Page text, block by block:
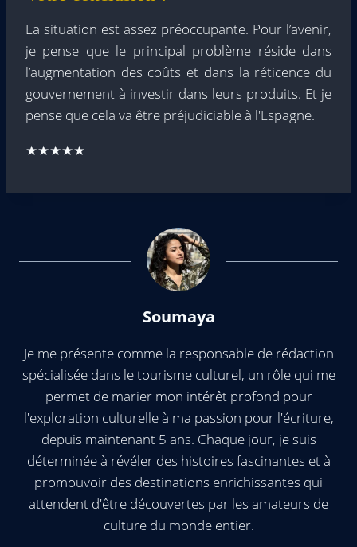
La situation est assez préoccupante. Pour l’avenir,
je pense que le principal problème réside dans
l’augmentation des coûts et dans la réticence du
gouvernement à investir dans leurs produits. Et je
pense que cela va être préjudiciable à l'Espagne.
★★★★★
Soumaya
Je me présente comme la responsable de rédaction
spécialisée dans le tourisme culturel, un rôle qui me
permet de marier mon intérêt profond pour
l'exploration culturelle à ma passion pour l'écriture,
depuis maintenant 5 ans. Chaque jour, je suis
déterminée à révéler des histoires fascinantes et à
promouvoir des destinations enrichissantes qui
attendent d'être découvertes par les amateurs de
culture du monde entier.